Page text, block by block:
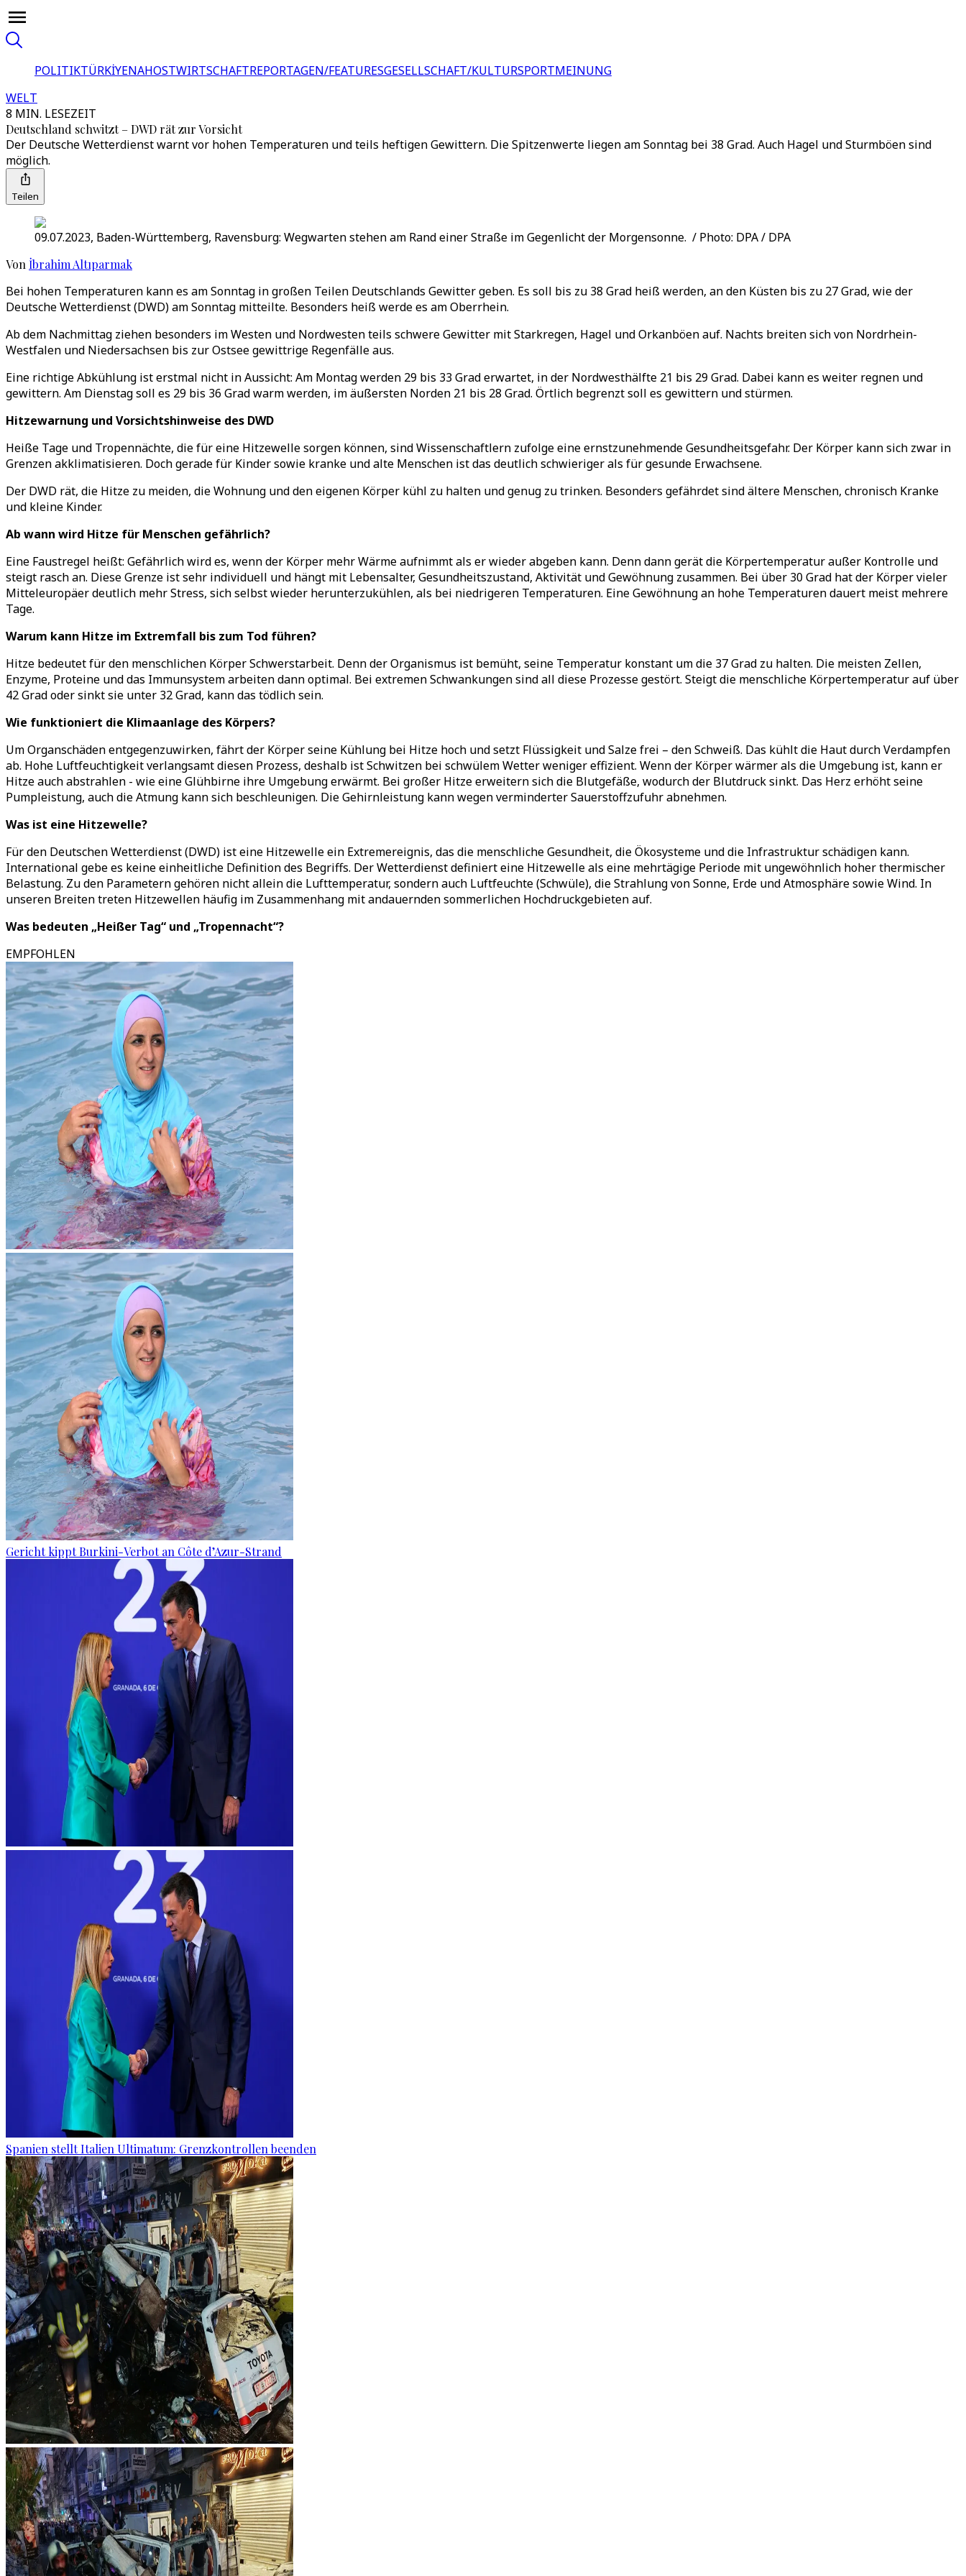
POLITIKTÜRKİYENAHOSTWIRTSCHAFTREPORTAGEN/FEATURESGESELLSCHAFT/KULTURSPORTMEINUNG
WELT
8 MIN. LESEZEIT
Deutschland schwitzt – DWD rät zur Vorsicht
Der Deutsche Wetterdienst warnt vor hohen Temperaturen und teils heftigen Gewittern. Die Spitzenwerte liegen am Sonntag bei 38 Grad. Auch Hagel und Sturmböen sind
möglich.
Teilen
09.07.2023, Baden-Württemberg, Ravensburg: Wegwarten stehen am Rand einer Straße im Gegenlicht der Morgensonne. / Photo: DPA / DPA
Von İbrahim Altıparmak
Bei hohen Temperaturen kann es am Sonntag in großen Teilen Deutschlands Gewitter geben. Es soll bis zu 38 Grad heiß werden, an den Küsten bis zu 27 Grad, wie der
Deutsche Wetterdienst (DWD) am Sonntag mitteilte. Besonders heiß werde es am Oberrhein.
Ab dem Nachmittag ziehen besonders im Westen und Nordwesten teils schwere Gewitter mit Starkregen, Hagel und Orkanböen auf. Nachts breiten sich von Nordrhein-
Westfalen und Niedersachsen bis zur Ostsee gewittrige Regenfälle aus.
Eine richtige Abkühlung ist erstmal nicht in Aussicht: Am Montag werden 29 bis 33 Grad erwartet, in der Nordwesthälfte 21 bis 29 Grad. Dabei kann es weiter regnen und
gewittern. Am Dienstag soll es 29 bis 36 Grad warm werden, im äußersten Norden 21 bis 28 Grad. Örtlich begrenzt soll es gewittern und stürmen.
Hitzewarnung und Vorsichtshinweise des DWD
Heiße Tage und Tropennächte, die für eine Hitzewelle sorgen können, sind Wissenschaftlern zufolge eine ernstzunehmende Gesundheitsgefahr. Der Körper kann sich zwar in
Grenzen akklimatisieren. Doch gerade für Kinder sowie kranke und alte Menschen ist das deutlich schwieriger als für gesunde Erwachsene.
Der DWD rät, die Hitze zu meiden, die Wohnung und den eigenen Körper kühl zu halten und genug zu trinken. Besonders gefährdet sind ältere Menschen, chronisch Kranke
und kleine Kinder.
Ab wann wird Hitze für Menschen gefährlich?
Eine Faustregel heißt: Gefährlich wird es, wenn der Körper mehr Wärme aufnimmt als er wieder abgeben kann. Denn dann gerät die Körpertemperatur außer Kontrolle und
steigt rasch an. Diese Grenze ist sehr individuell und hängt mit Lebensalter, Gesundheitszustand, Aktivität und Gewöhnung zusammen. Bei über 30 Grad hat der Körper vieler
Mitteleuropäer deutlich mehr Stress, sich selbst wieder herunterzukühlen, als bei niedrigeren Temperaturen. Eine Gewöhnung an hohe Temperaturen dauert meist mehrere
Tage.
Warum kann Hitze im Extremfall bis zum Tod führen?
Hitze bedeutet für den menschlichen Körper Schwerstarbeit. Denn der Organismus ist bemüht, seine Temperatur konstant um die 37 Grad zu halten. Die meisten Zellen,
Enzyme, Proteine und das Immunsystem arbeiten dann optimal. Bei extremen Schwankungen sind all diese Prozesse gestört. Steigt die menschliche Körpertemperatur auf über
42 Grad oder sinkt sie unter 32 Grad, kann das tödlich sein.
Wie funktioniert die Klimaanlage des Körpers?
Um Organschäden entgegenzuwirken, fährt der Körper seine Kühlung bei Hitze hoch und setzt Flüssigkeit und Salze frei – den Schweiß. Das kühlt die Haut durch Verdampfen
ab. Hohe Luftfeuchtigkeit verlangsamt diesen Prozess, deshalb ist Schwitzen bei schwülem Wetter weniger effizient. Wenn der Körper wärmer als die Umgebung ist, kann er
Hitze auch abstrahlen - wie eine Glühbirne ihre Umgebung erwärmt. Bei großer Hitze erweitern sich die Blutgefäße, wodurch der Blutdruck sinkt. Das Herz erhöht seine
Pumpleistung, auch die Atmung kann sich beschleunigen. Die Gehirnleistung kann wegen verminderter Sauerstoffzufuhr abnehmen.
Was ist eine Hitzewelle?
Für den Deutschen Wetterdienst (DWD) ist eine Hitzewelle ein Extremereignis, das die menschliche Gesundheit, die Ökosysteme und die Infrastruktur schädigen kann.
International gebe es keine einheitliche Definition des Begriffs. Der Wetterdienst definiert eine Hitzewelle als eine mehrtägige Periode mit ungewöhnlich hoher thermischer
Belastung. Zu den Parametern gehören nicht allein die Lufttemperatur, sondern auch Luftfeuchte (Schwüle), die Strahlung von Sonne, Erde und Atmosphäre sowie Wind. In
unseren Breiten treten Hitzewellen häufig im Zusammenhang mit andauernden sommerlichen Hochdruckgebieten auf.
Was bedeuten „Heißer Tag“ und „Tropennacht“?
EMPFOHLEN
Gericht kippt Burkini-Verbot an Côte d’Azur-Strand
Spanien stellt Italien Ultimatum: Grenzkontrollen beenden